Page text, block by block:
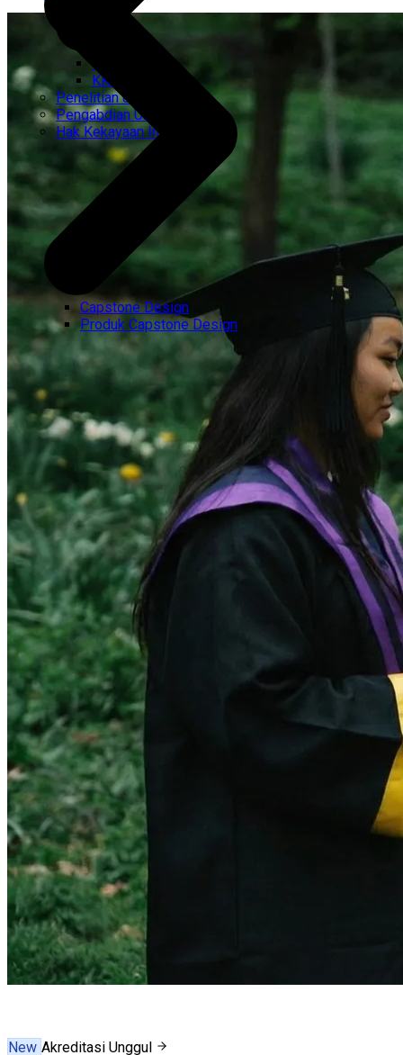
CEMTI
KK Regresi
Penelitian Unggulan
Pengabdian Unggulan
Hak Kekayaan Intelektual
Capstone Design
Produk Capstone Design
New Akreditasi Unggul